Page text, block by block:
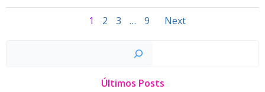
Navegación
las
Página
1 Página
2 Página
3 … Página
9
las
Next
Últimos Posts